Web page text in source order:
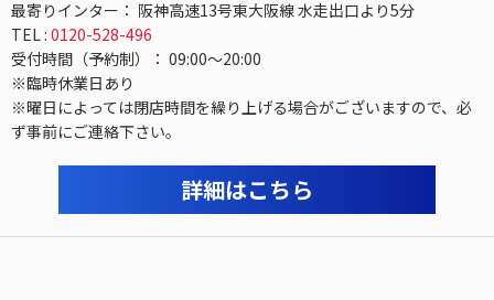
最寄りインター： 阪神高速13号東大阪線 水走出口より5分
TEL : 0120-528-496
受付時間（予約制）： 09:00〜20:00
※臨時休業日あり
※曜日によっては閉店時間を繰り上げる場合がございますので、必
ず事前にご連絡下さい。
詳細はこちら